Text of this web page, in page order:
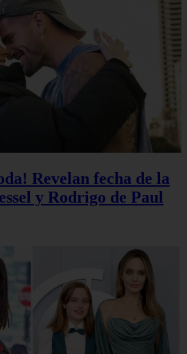
Revelan fecha de la
y Rodrigo de Paul